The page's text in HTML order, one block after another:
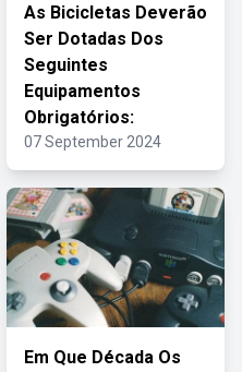
As Bicicletas Deverão
Ser Dotadas Dos
Seguintes
Equipamentos
Obrigatórios:
07 September 2024
Em Que Década Os